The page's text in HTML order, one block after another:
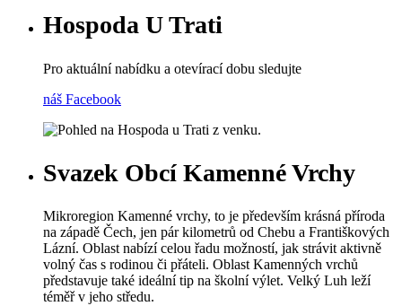
Hospoda U Trati
Pro aktuální nabídku a otevírací dobu sledujte
náš Facebook
Svazek Obcí Kamenné Vrchy
Mikroregion Kamenné vrchy, to je především krásná příroda
na západě Čech, jen pár kilometrů od Chebu a Františkových
Lázní. Oblast nabízí celou řadu možností, jak strávit aktivně
volný čas s rodinou či přáteli. Oblast Kamenných vrchů
představuje také ideální tip na školní výlet. Velký Luh leží
téměř v jeho středu.